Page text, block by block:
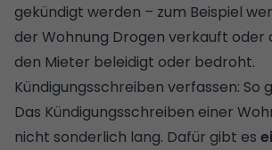
gekündigt werden – zum Beispiel
der Wohnung Drogen verkauft oder
den Mieter beleidigt oder bedroht.
Kündigungsschreiben verfassen: So
Das Kündigungsschreiben einer
nicht sonderlich lang. Dafür gibt es